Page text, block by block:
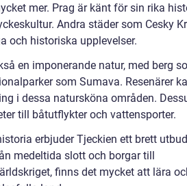
mer. Prag är känt för sin rika
Andra städer som Cesky
och historiska upplevelser.
en imponerande natur, med berg
som Sumava. Resenärer
i dessa natursköna områden.
till båtutflykter och vattensporter.
erbjuder Tjeckien ett brett
medeltida slott och borgar till
finns det mycket att lära